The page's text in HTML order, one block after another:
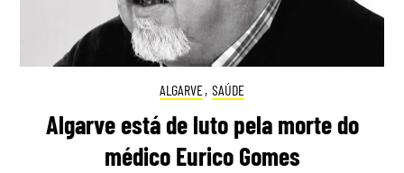
ALGARVE, SAÚDE
Algarve está de luto pela morte do
médico Eurico Gomes